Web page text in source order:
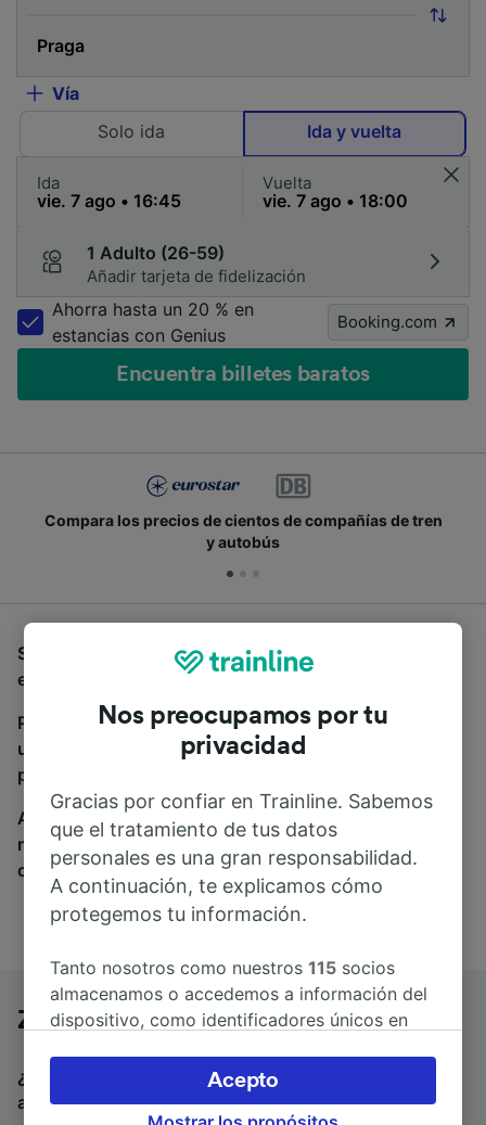
Vía
Solo ida
Ida y vuelta
Ida Vuelta
1 Adulto (26-59)
Añadir tarjeta de fidelización
Ahorra hasta un 20 % en
estancias con Genius
Booking.com
Encuentra billetes baratos
Compara los precios de cientos de compañías de tren
y autobús
Si estás buscando autobuses de Znojmo a Praga,
estás en el sitio adecuado.
Para encontrar billetes de autobús, simplemente haz
una búsqueda y nosotros compararemos horarios y
precios tanto de tren como de autobús.
A donde quiera que vayas, tu viaje empieza con
nosotros. Encuentra billetes de más de 170
compañías de tren y autobús.
Znojmo a Praga en autobús
¿Estás buscando un billete de vuelta para volver en
autobús? Visitaautobuses de Praga a Znojmo.
Nos preocupamos por tu
privacidad
Gracias por confiar en Trainline. Sabemos
que el tratamiento de tus datos
personales es una gran responsabilidad.
A continuación, te explicamos cómo
protegemos tu información.
Tanto nosotros como nuestros115 socios
almacenamos o accedemos a información del
dispositivo, como identificadores únicos en
Puedes aceptar o administrar tus preferencias
haciendo clic abajo, incluido el derecho de
Acepto